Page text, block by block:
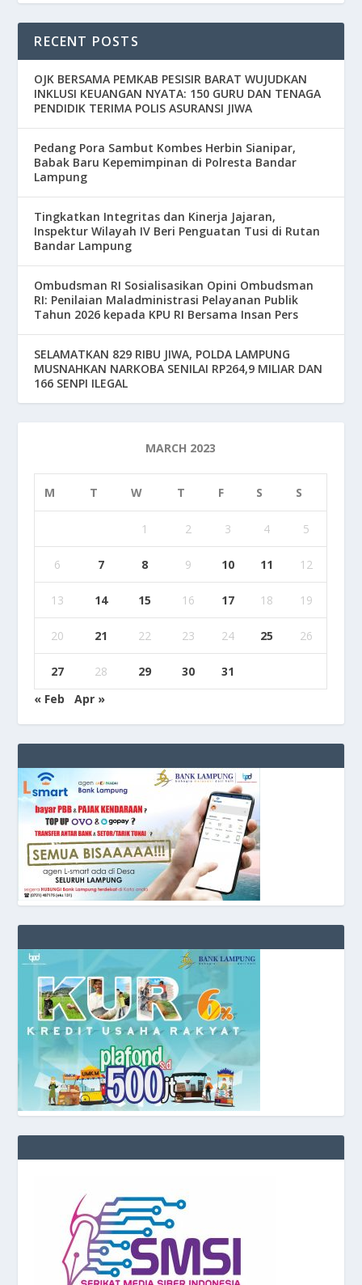
RECENT POSTS
OJK BERSAMA PEMKAB PESISIR BARAT WUJUDKAN
INKLUSI KEUANGAN NYATA: 150 GURU DAN TENAGA
PENDIDIK TERIMA POLIS ASURANSI JIWA
Pedang Pora Sambut Kombes Herbin Sianipar,
Babak Baru Kepemimpinan di Polresta Bandar
Lampung
Tingkatkan Integritas dan Kinerja Jajaran,
Inspektur Wilayah IV Beri Penguatan Tusi di Rutan
Bandar Lampung
Ombudsman RI Sosialisasikan Opini Ombudsman
RI: Penilaian Maladministrasi Pelayanan Publik
Tahun 2026 kepada KPU RI Bersama Insan Pers
SELAMATKAN 829 RIBU JIWA, POLDA LAMPUNG
MUSNAHKAN NARKOBA SENILAI RP264,9 MILIAR DAN
166 SENPI ILEGAL
MARCH 2023
M T W T F S S
1 2 3 4 5
6 7 8 9 10 11 12
13 14 15 16 17 18 19
20 21 22 23 24 25 26
27 28 29 30
31
« Feb
Apr »